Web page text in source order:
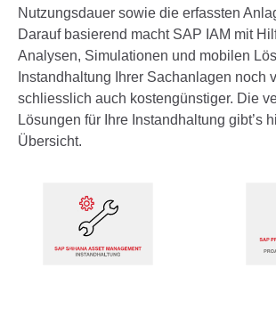
Nutzungsdauer sowie die erfassten
Darauf basierend macht SAP IAM mit
Analysen, Simulationen und mobilen
Instandhaltung Ihrer Sachanlagen noch
schliesslich auch kostengünstiger. Die
Lösungen für Ihre Instandhaltung gibt’s
Übersicht.